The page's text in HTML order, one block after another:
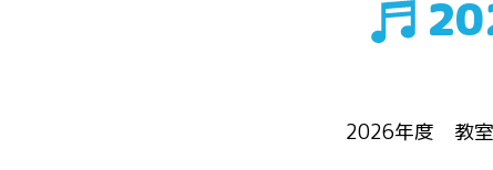
2026年度 教室